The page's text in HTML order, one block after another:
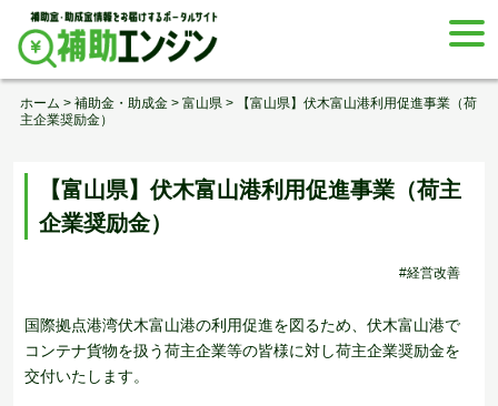
Skip
content
ホーム > 補助金・助成金 > 富山県 >
【富山県】伏木富山港利用促進事業（荷
主企業奨励金）
【富山県】伏木富山港利用促進事業（荷主
企業奨励金）
#経営改善
国際拠点港湾伏木富山港の利用促進を図るため、伏木富山港で
コンテナ貨物を扱う荷主企業等の皆様に対し荷主企業奨励金を
交付いたします。